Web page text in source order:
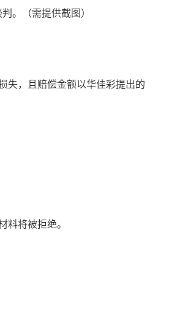
（需提供截图）
失，且赔偿金额以华佳彩提出的
将被拒绝。